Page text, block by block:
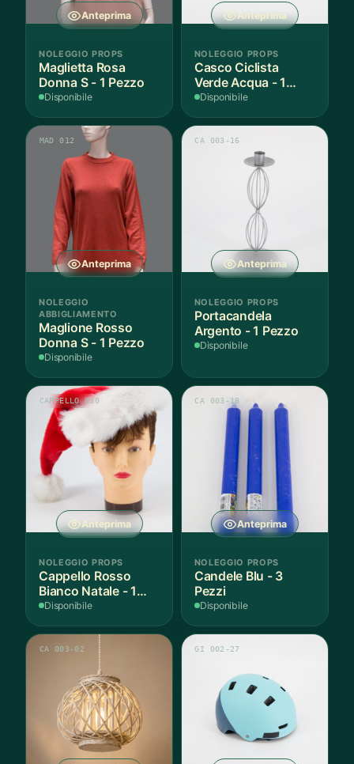
Anteprima
NOLEGGIO PROPS
Maglietta Rosa
Donna S - 1 Pezzo
Disponibile
Anteprima
NOLEGGIO PROPS
Casco Ciclista
Verde Acqua - 1
Pezzo
Disponibile
Anteprima
MAD 012
NOLEGGIO
ABBIGLIAMENTO
Maglione Rosso
Donna S - 1 Pezzo
Disponibile
Anteprima
CA 003-16
NOLEGGIO PROPS
Portacandela
Argento - 1 Pezzo
Disponibile
Anteprima
CAPPELLO 030
NOLEGGIO PROPS
Cappello Rosso
Bianco Natale - 1
Pezzo
Disponibile
Anteprima
CA 003-18
NOLEGGIO PROPS
Candele Blu - 3
Pezzi
Disponibile
CA 003-02 GI 002-27